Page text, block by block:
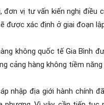
đơn vị tư vấn kiến nghị
được xác định ở giai đoạn
không quốc tế Gia Bình
cảng hàng không tiềm
nhập địa giới hành chính